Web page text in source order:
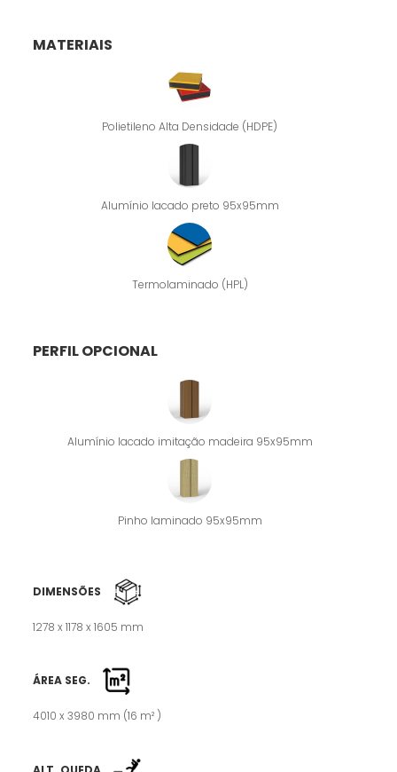
MATERIAIS
Polietileno Alta Densidade (HDPE)
Alumínio lacado preto 95x95mm
Termolaminado (HPL)
PERFIL OPCIONAL
Alumínio lacado imitação madeira 95x95mm
Pinho laminado 95x95mm
DIMENSÕES
1278 x 1178 x 1605 mm
ÁREA SEG.
4010 x 3980 mm (16 m² )